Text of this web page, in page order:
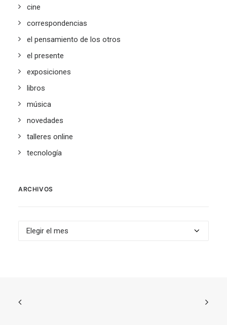
cine
correspondencias
el pensamiento de los otros
el presente
exposiciones
libros
música
novedades
talleres online
tecnología
ARCHIVOS
Archivos